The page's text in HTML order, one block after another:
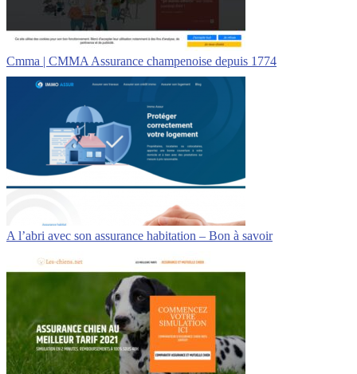
Cmma | CMMA Assurance champenoise depuis 1774
A l’abri avec son assurance habitation – Bon à savoir